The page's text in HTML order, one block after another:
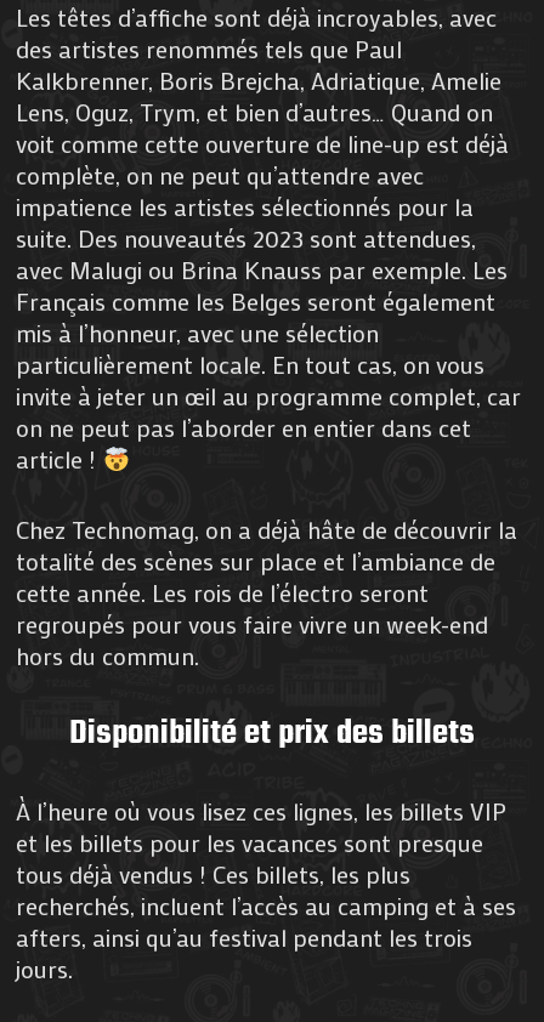
Les têtes d’affiche sont déjà incroyables, avec
des artistes renommés tels que Paul
Kalkbrenner, Boris Brejcha, Adriatique, Amelie
Lens, Oguz, Trym, et bien d’autres… Quand on
voit comme cette ouverture de line-up est déjà
complète, on ne peut qu’attendre avec
impatience les artistes sélectionnés pour la
suite. Des nouveautés 2023 sont attendues,
avec Malugi ou Brina Knauss par exemple. Les
Français comme les Belges seront également
mis à l’honneur, avec une sélection
particulièrement locale. En tout cas, on vous
invite à jeter un œil au programme complet, car
on ne peut pas l’aborder en entier dans cet
article !
Chez Technomag, on a déjà hâte de découvrir la
totalité des scènes sur place et l’ambiance de
cette année. Les rois de l’électro seront
regroupés pour vous faire vivre un week-end
hors du commun.
Disponibilité et prix des billets
À l’heure où vous lisez ces lignes, les billets VIP
et les billets pour les vacances sont presque
tous déjà vendus ! Ces billets, les plus
recherchés, incluent l’accès au camping et à ses
afters, ainsi qu’au festival pendant les trois
jours.